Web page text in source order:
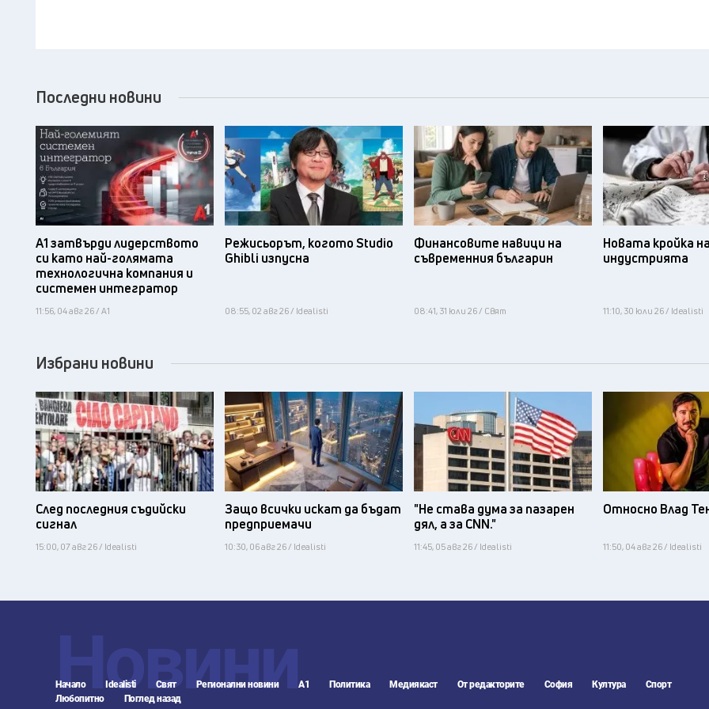
Последни новини
А1 затвърди лидерството
си като най-голямата
технологична компания и
системен интегратор
11:56, 04 авг 26 / А1
Режисьорът, когото Studio
Ghibli изпусна
08:55, 02 авг 26 / Idealisti
Финансовите навици на
съвременния българин
08:41, 31 юли 26 / Свят
Новата кройка
индустрията
11:10, 30 юли 26 / Idealisti
Избрани новини
След последния съдийски
сигнал
15:00, 07 авг 26 / Idealisti
Защо всички искат да бъдат
предприемачи
10:30, 06 авг 26 / Idealisti
"Не става дума за пазарен
дял, а за CNN."
11:45, 05 авг 26 / Idealisti
Относно Влад
11:50, 04 авг 26 / Idealisti
Новини
Начало Idealisti Свят Регионални новини А1 Политика Медиякаст От редакторите София Култура
Спорт
Любопитно
Поглед назад